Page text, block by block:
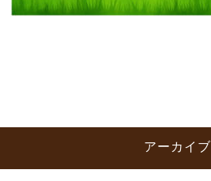
アーカイブ